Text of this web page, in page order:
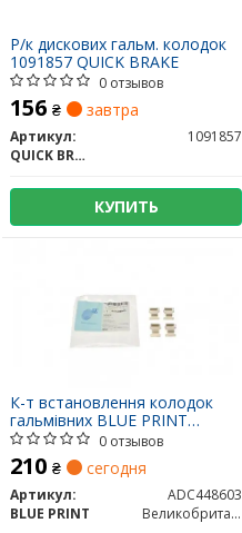
Р/к дискових гальм. колодок
1091857 QUICK BRAKE
0 отзывов
156 ₴ завтра
Артикул:
1091857
QUICK BRAKE
КУПИТЬ
К-т встановлення колодок
гальмівних BLUE PRINT
ADC448603 0 отзывов
210 ₴ сегодня
Артикул:
ADC448603
BLUE PRINT
Великобритания